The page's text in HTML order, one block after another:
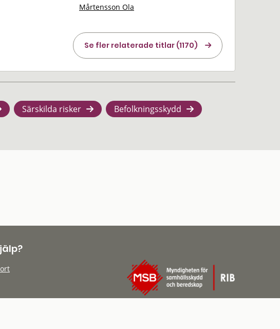
Mårtensson Ola
Se fler relaterade titlar (1170)
Särskilda risker Befolkningsskydd